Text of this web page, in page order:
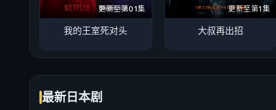
更新至第01集
我的王室死对头
更新至第1集
大叔再出招
最新日本剧